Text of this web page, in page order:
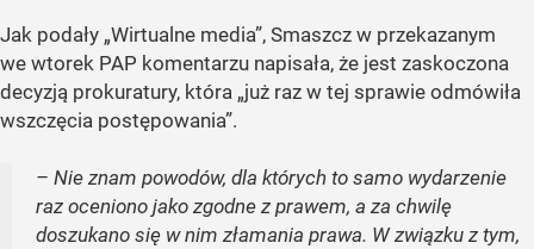
Jak podały „Wirtualne media”, Smaszcz w przekazanym
we wtorek PAP komentarzu napisała, że jest zaskoczona
decyzją prokuratury, która „już raz w tej sprawie odmówiła
wszczęcia postępowania”.
– Nie znam powodów, dla których to samo wydarzenie
raz oceniono jako zgodne z prawem, a za chwilę
doszukano się w nim złamania prawa. W związku z tym,